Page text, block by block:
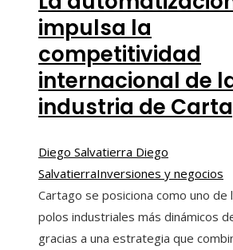
impulsa la
competitividad
internacional de
industria de
Diego Salvatierra Diego
SalvatierraInversiones y negocios
Cartago se posiciona como uno de
polos industriales más dinámicos
gracias a una estrategia que